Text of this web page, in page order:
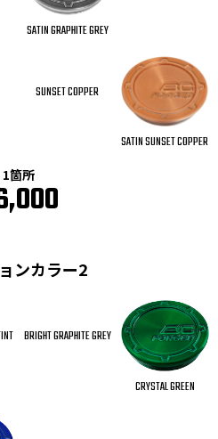
SATIN GRAPHITE GREY
SUNSET COPPER
SATIN SUNSET COPPER
1箇所
ンカラー2
BRIGHT GRAPHITE GREY
CRYSTAL GREEN